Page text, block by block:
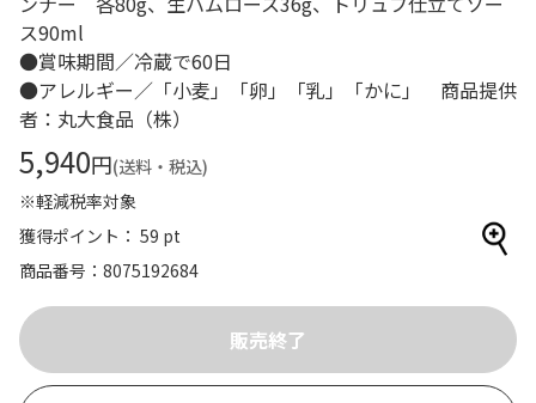
ス90ml
●賞味期間／冷蔵で60日
●アレルギー／「小麦」「卵」「乳」「かに」 商品提供
者：丸大食品（株）
5,940円(送料・税込)
※軽減税率対象
獲得ポイント： 59 pt
商品番号
8075192684